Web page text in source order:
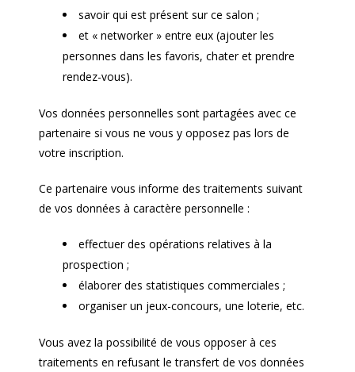
savoir qui est présent sur ce salon ;
et « networker » entre eux (ajouter les
personnes dans les favoris, chater et prendre
rendez-vous).
Vos données personnelles sont partagées avec ce
partenaire si vous ne vous y opposez pas lors de
votre inscription.
Ce partenaire vous informe des traitements suivant
de vos données à caractère personnelle :
effectuer des opérations relatives à la
prospection ;
élaborer des statistiques commerciales ;
organiser un jeux-concours, une loterie, etc.
Vous avez la possibilité de vous opposer à ces
traitements en refusant le transfert de vos données